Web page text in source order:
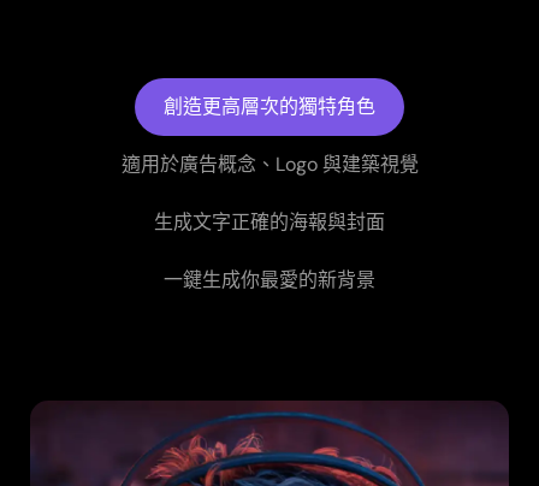
創造更高層次的獨特角色
適用於廣告概念、Logo 與建築視覺
生成文字正確的海報與封面
一鍵生成你最愛的新背景